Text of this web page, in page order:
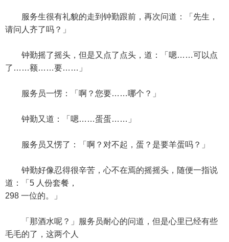
服务生很有礼貌的走到钟勤跟前，再次问道：「先生，
请问人齐了吗？」
钟勤摇了摇头，但是又点了点头，道：「嗯……可以点
了……额……要……」
服务员一愣：「啊？您要……哪个？」
钟勤又道：「嗯……蛋蛋……」
服务员又愣了：「啊？对不起，蛋？是要羊蛋吗？」
钟勤好像忍得很辛苦，心不在焉的摇摇头，随便一指说
道：「5 人份套餐，
298 一位的。」
「那酒水呢？」服务员耐心的问道，但是心里已经有些
毛毛的了，这两个人